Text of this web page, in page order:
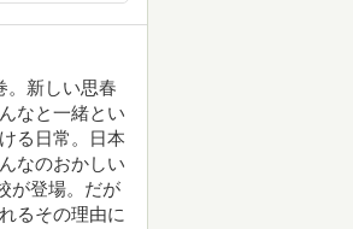
。新しい思春
なと一緒とい
る日常。日本
なのおかしい
が登場。だが
るその理由に